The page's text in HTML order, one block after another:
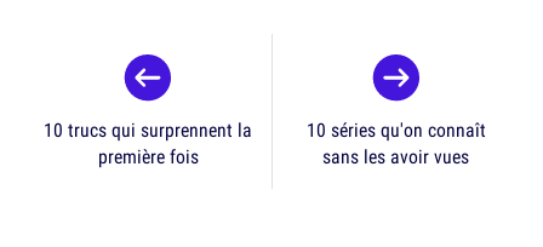
10 trucs qui surprennent la
première fois
10 séries qu'on connaît
sans les avoir vues